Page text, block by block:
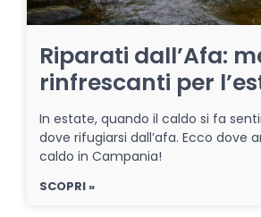
Riparati dall’Afa:
rinfrescanti per
In estate, quando il caldo si fa
dove rifugiarsi dall’afa. Ecco dove
caldo in Campania!
SCOPRI »